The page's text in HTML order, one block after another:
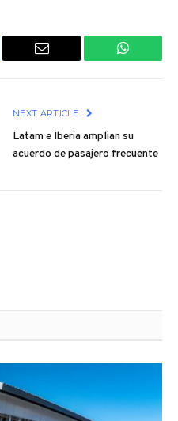
Email
NEXT ARTICLE
Latam e Iberia amplian su
acuerdo de pasajero frecuente